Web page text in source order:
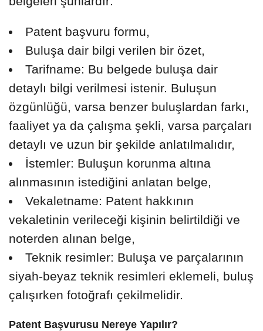
Patent başvuru formu,
Buluşa dair bilgi verilen bir özet,
Tarifname: Bu belgede buluşa dair
detaylı bilgi verilmesi istenir. Buluşun
özgünlüğü, varsa benzer buluşlardan farkı,
faaliyet ya da çalışma şekli, varsa parçaları
detaylı ve uzun bir şekilde anlatılmalıdır,
İstemler: Buluşun korunma altına
alınmasının istediğini anlatan belge,
Vekaletname: Patent hakkının
vekaletinin verileceği kişinin belirtildiği ve
noterden alınan belge,
Teknik resimler: Buluşa ve parçalarının
siyah-beyaz teknik resimleri eklemeli, buluş
çalışırken fotoğrafı çekilmelidir.
Patent Başvurusu Nereye Yapılır?